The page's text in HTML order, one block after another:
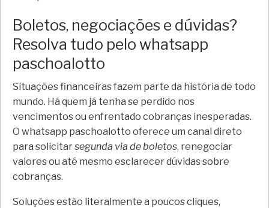
Boletos, negociações e dúvidas?
Resolva tudo pelo whatsapp
paschoalotto
Situações financeiras fazem parte da história de todo
mundo. Há quem já tenha se perdido nos
vencimentos ou enfrentado cobranças inesperadas.
O whatsapp paschoalotto oferece um canal direto
para solicitarsegunda via de boletos, renegociar
valores ou até mesmo esclarecer dúvidas sobre
cobranças.
Soluções estão literalmente a poucos cliques,